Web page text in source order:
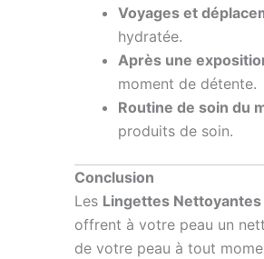
Voyages et
hydratée.
Après une
moment de détente.
Routine de soin du
produits de soin.
Conclusion
Les Lingettes
offrent à votre peau un
de votre peau à tout